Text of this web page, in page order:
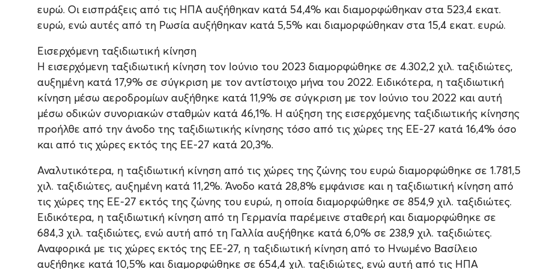
ευρώ. Οι εισπράξεις από τις ΗΠΑ αυξήθηκαν κατά 54,4% και διαμορφώθηκαν στα 523,4 εκατ.
ευρώ, ενώ αυτές από τη Ρωσία αυξήθηκαν κατά 5,5% και διαμορφώθηκαν στα 15,4 εκατ. ευρώ.
Εισερχόμενη ταξιδιωτική κίνηση
Η εισερχόμενη ταξιδιωτική κίνηση τον Ιούνιο του 2023 διαμορφώθηκε σε 4.302,2 χιλ. ταξιδιώτες,
αυξημένη κατά 17,9% σε σύγκριση με τον αντίστοιχο μήνα του 2022. Ειδικότερα, η ταξιδιωτική
κίνηση μέσω αεροδρομίων αυξήθηκε κατά 11,9% σε σύγκριση με τον Ιούνιο του 2022 και αυτή
μέσω οδικών συνοριακών σταθμών κατά 46,1%. Η αύξηση της εισερχόμενης ταξιδιωτικής κίνησης
προήλθε από την άνοδο της ταξιδιωτικής κίνησης τόσο από τις χώρες της ΕΕ-27 κατά 16,4% όσο
και από τις χώρες εκτός της ΕΕ-27 κατά 20,3%.
Αναλυτικότερα, η ταξιδιωτική κίνηση από τις χώρες της ζώνης του ευρώ διαμορφώθηκε σε 1.781,5
χιλ. ταξιδιώτες, αυξημένη κατά 11,2%. Άνοδο κατά 28,8% εμφάνισε και η ταξιδιωτική κίνηση από
τις χώρες της ΕΕ-27 εκτός της ζώνης του ευρώ, η οποία διαμορφώθηκε σε 854,9 χιλ. ταξιδιώτες.
Ειδικότερα, η ταξιδιωτική κίνηση από τη Γερμανία παρέμεινε σταθερή και διαμορφώθηκε σε
684,3 χιλ. ταξιδιώτες, ενώ αυτή από τη Γαλλία αυξήθηκε κατά 6,0% σε 238,9 χιλ. ταξιδιώτες.
Αναφορικά με τις χώρες εκτός της ΕΕ-27, η ταξιδιωτική κίνηση από το Ηνωμένο Βασίλειο
αυξήθηκε κατά 10,5% και διαμορφώθηκε σε 654,4 χιλ. ταξιδιώτες, ενώ αυτή από τις ΗΠΑ